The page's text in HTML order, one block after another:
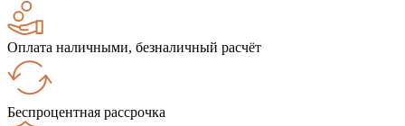
Оплата наличными, безналичный расчёт
Беспроцентная рассрочка